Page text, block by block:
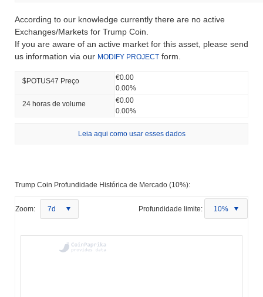
According to our knowledge currently there are no active
Exchanges/Markets for Trump Coin.
If you are aware of an active market for this asset, please send
us information via our MODIFY PROJECT form.
$POTUS47 Preço
€0.00
0.00%
24 horas de volume
€0.00
0.00%
Leia aqui como usar esses dados
Trump Coin Profundidade Histórica de Mercado (10%):
Zoom: 7d Profundidade limite: 10%